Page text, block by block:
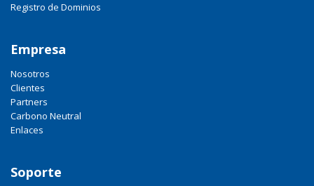
Registro de Dominios
Empresa
Nosotros
Clientes
Partners
Carbono Neutral
Enlaces
Soporte